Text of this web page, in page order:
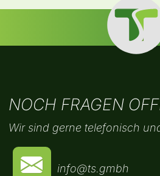
NOCH FRAGEN
Wir sind gerne telefonisch
info@ts.gmbh